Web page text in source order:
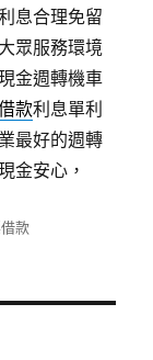
息合理免留
眾服務環境
金週轉機車
款利息單利
最好的週轉
金安心，
款